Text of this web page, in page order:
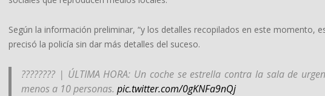
Según la información preliminar, “y los detalles recopilados en este momento,
precisó la policía sin dar más detalles del suceso.
???????? | ÚLTIMA HORA: Un coche se estrella contra la sala de
menos a 10 personas. pic.twitter.com/0gKNFa9nQj